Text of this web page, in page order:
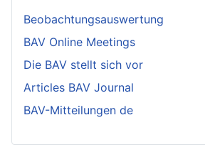
Beobachtungsauswertung
BAV Online Meetings
Die BAV stellt sich vor
Articles BAV Journal
BAV-Mitteilungen de